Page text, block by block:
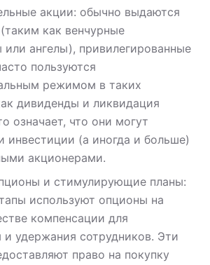
акции: обычно выдаются
как венчурные
или ангелы), привилегированные
пользуются
режимом в таких
дивиденды и ликвидация
означает, что они могут
инвестиции (а иногда и больше)
акционерами.
и стимулирующие планы:
используют опционы на
компенсации для
и удержания сотрудников. Эти
право на покупку